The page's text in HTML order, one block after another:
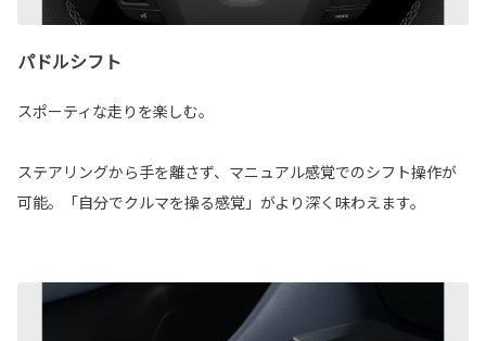
パドルシフト
スポーティな走りを楽しむ。
ステアリングから手を離さず、マニュアル感覚でのシフト操作が
可能。「自分でクルマを操る感覚」がより深く味わえます。